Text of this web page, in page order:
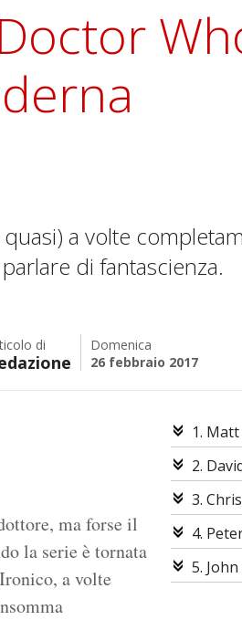
a volte
di fantascienza.
di
Domenica
26 febbraio 2017
1.
2.
3.
4.
5.
ma forse il
la serie è tornata
a volte